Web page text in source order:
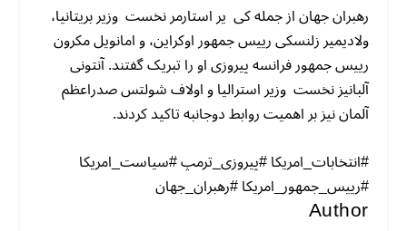
رهبران جهان از جمله کی یر استارمر نخست وزیر بریتانیا،
ولادیمیر زلنسکی رییس جمهور اوکراین، و امانویل مکرون
رییس جمهور فرانسه پیروزی او را تبریک گفتند. آنتونی
آلبانیز نخست وزیر استرالیا و اولاف شولتس صدراعظم
آلمان نیز بر اهمیت روابط دوجانبه تاکید کردند.
#انتخابات_امریکا #پیروزی_ترمپ #سیاست_امریکا
#رییس_جمهور_امریکا #رهبران_جهان
Author